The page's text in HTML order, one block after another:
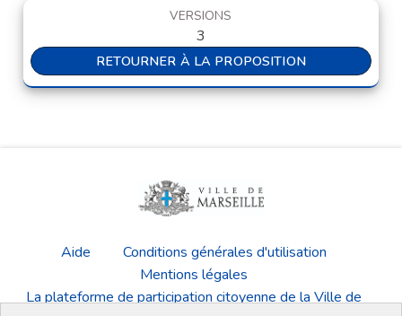
VERSIONS
3
RETOURNER À LA PROPOSITION
Aide
Conditions générales d'utilisation
Mentions légales
La plateforme de participation citoyenne de la Ville de